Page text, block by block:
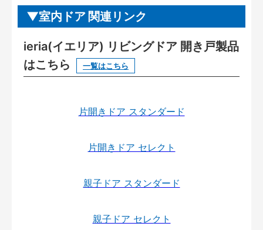
室内ドア 関連リンク
ieria(イエリア) リビングドア 開き戸製品
はこちら
一覧はこちら
片開きドア スタンダード
片開きドア セレクト
親子ドア スタンダード
親子ドア セレクト